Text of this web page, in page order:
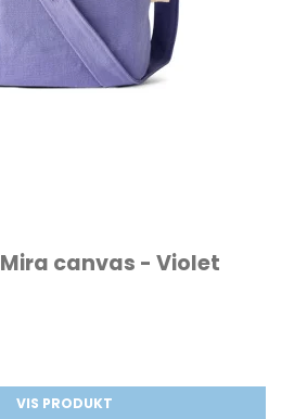
canvas - Violet
VIS PRODUKT